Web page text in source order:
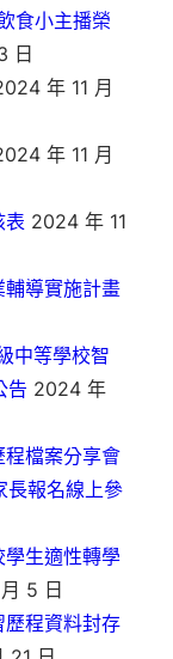
食小主播榮
日
年 11 月
年 11 月
表 2024 年 11
輔導實施計畫
中等學校智
告 2024 年
程檔案分享會
長報名線上參
學生適性轉學
5 日
歷程資料封存